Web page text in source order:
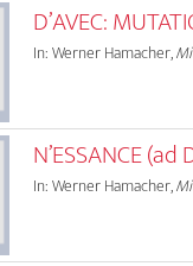
D’AVEC:
In: Werner Hamacher,
N’ESSANCE
In: Werner Hamacher,